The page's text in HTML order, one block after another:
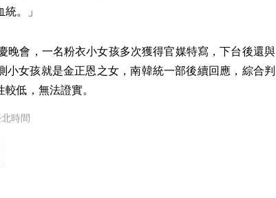
。」
晚會，一名粉衣小女孩多次獲得官媒特寫，下台後還與
小女孩就是金正恩之女，南韓統一部後續回應，綜合判
低，無法證實。
時間